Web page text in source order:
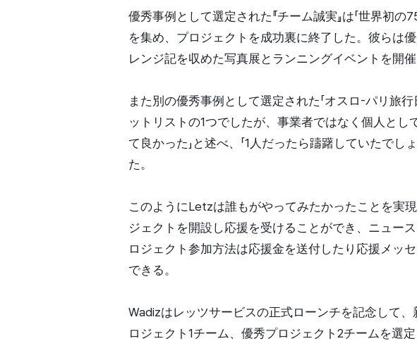
優秀事例として選定された『チーム誠実』は「世界初
を集め、プロジェクトを成功裏に終了した。彼らは
レンジ記を収めた写真展とランニングイベントを開
また別の優秀事例として選定された「オスロ-パリ旅
ットリストの1つでしたが、事業者ではなく個人と
て良かった」と述べ、「1人だったら躊躇していたで
た。
このようにLetzは誰もがやってみたかったことを実
ジェクトを開設し応援を受けることができ、ニュー
ロジェクト参加方法は応援金を送付したり応援メッ
できる。
Wadizはレッツサービスの正式ローンチを記念して
ロジェクト1チーム、優秀プロジェクト2チームを選